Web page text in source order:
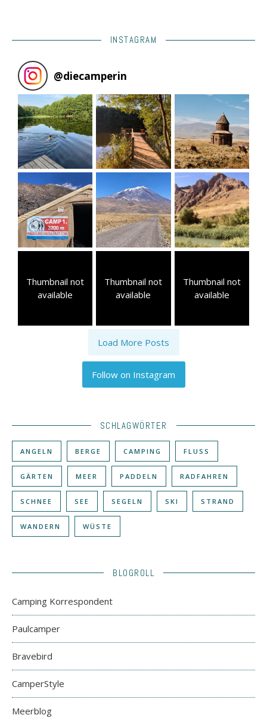
INSTAGRAM
@diecamperin
Thumbnail not
available
Thumbnail not
available
Thumbnail not
available
Load More Posts
Follow on Instagram
SCHLAGWÖRTER
ANGELN BERGE CAMPING FLUSS
GÄRTEN MEER PADDELN RADFAHREN
SCHNEE SEE SEGELN SKI STRAND
WANDERN WÜSTE
BLOGROLL
Camping Korrespondent
Paulcamper
Bravebird
CamperStyle
Meerblog